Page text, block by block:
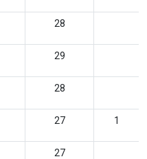
28
29
28
27 1
27